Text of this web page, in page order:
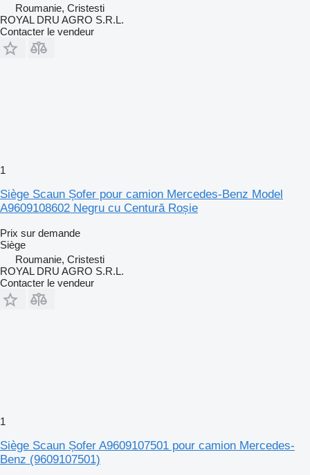
Roumanie, Cristesti
ROYAL DRU AGRO S.R.L.
Contacter le vendeur
1
Siège Scaun Șofer pour camion Mercedes-Benz Model
A9609108602 Negru cu Centură Roșie
Prix sur demande
Siège
Roumanie, Cristesti
ROYAL DRU AGRO S.R.L.
Contacter le vendeur
1
Siège Scaun Șofer A9609107501 pour camion Mercedes-
Benz (9609107501)